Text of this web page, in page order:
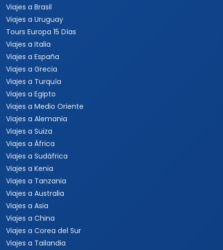
Viajes a Brasil
Viajes a Uruguay
Tours Europa 15 Días
Viajes a Italia
Viajes a España
Viajes a Grecia
Viajes a Turquía
Viajes a Egipto
Viajes a Medio Oriente
Viajes a Alemania
Viajes a Suiza
Viajes a África
Viajes a Sudáfrica
Viajes a Kenia
Viajes a Tanzania
Viajes a Australia
Viajes a Asia
Viajes a China
Viajes a Corea del Sur
Viajes a Tailandia